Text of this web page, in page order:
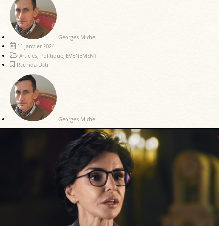
Georges Michel
11 janvier 2024
Articles, Politique, EVENEMENT
Rachida Dati
Georges Michel